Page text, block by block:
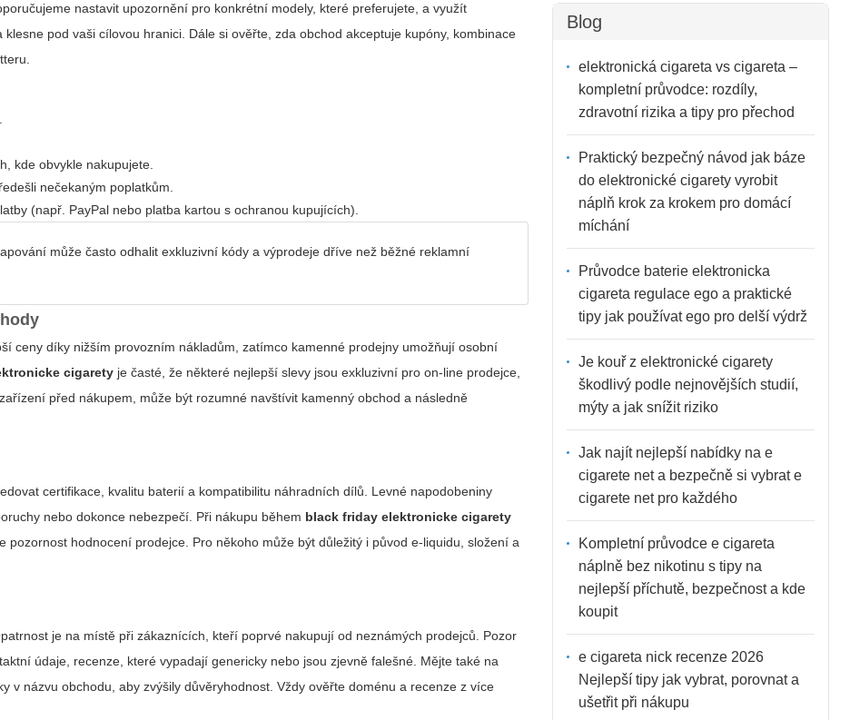
nastavit upozornění pro konkrétní modely, které preferujete, a využít
pod vaši cílovou hranici. Dále si ověřte, zda obchod akceptuje kupóny, kombinace
kde obvykle nakupujete.
nečekaným poplatkům.
(např. PayPal nebo platba kartou s ochranou kupujících).
může často odhalit exkluzivní kódy a výprodeje dříve než běžné reklamní
ceny díky nižším provozním nákladům, zatímco kamenné prodejny umožňují osobní
cigarety je časté, že některé nejlepší slevy jsou exkluzivní pro on-line prodejce,
před nákupem, může být rozumné navštívit kamenný obchod a následně
certifikace, kvalitu baterií a kompatibilitu náhradních dílů. Levné napodobeniny
nebo dokonce nebezpečí. Při nákupu během black friday elektronicke cigarety
hodnocení prodejce. Pro někoho může být důležitý i původ e-liquidu, složení a
je na místě při zákaznících, kteří poprvé nakupují od neznámých prodejců. Pozor
údaje, recenze, které vypadají genericky nebo jsou zjevně falešné. Mějte také na
v názvu obchodu, aby zvýšily důvěryhodnost. Vždy ověřte doménu a recenze z více
Blog
elektronická cigareta vs cigareta –
kompletní průvodce: rozdíly,
zdravotní rizika a tipy pro přechod
Praktický bezpečný návod jak báze
do elektronické cigarety vyrobit
náplň krok za krokem pro domácí
míchání
Průvodce baterie elektronicka
cigareta regulace ego a praktické
tipy jak používat ego pro delší výdrž
Je kouř z elektronické cigarety
škodlivý podle nejnovějších studií,
mýty a jak snížit riziko
Jak najít nejlepší nabídky na e
cigarete net a bezpečně si vybrat e
cigarete net pro každého
Kompletní průvodce e cigareta
náplně bez nikotinu s tipy na
nejlepší příchutě, bezpečnost a kde
koupit
e cigareta nick recenze 2026
Nejlepší tipy jak vybrat, porovnat a
ušetřit při nákupu